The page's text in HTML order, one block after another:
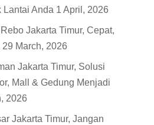
Lantai Anda 1 April, 2026
Jakarta Timur, Cepat,
29 March, 2026
Jakarta Timur, Solusi
Mall & Gedung Menjadi
2026
Jakarta Timur, Jangan